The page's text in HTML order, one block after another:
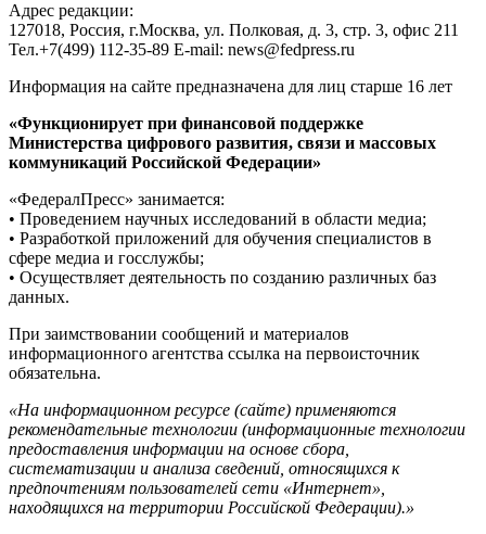
Адрес редакции:
127018, Россия, г.Москва, ул. Полковая, д. 3, стр. 3, офис 211
Тел.+7(499) 112-35-89 E-mail: news@fedpress.ru
Информация на сайте предназначена для лиц старше 16 лет
«Функционирует при финансовой поддержке
Министерства цифрового развития, связи и массовых
коммуникаций Российской Федерации»
«ФедералПресс» занимается:
• Проведением научных исследований в области медиа;
• Разработкой приложений для обучения специалистов в
сфере медиа и госслужбы;
• Осуществляет деятельность по созданию различных баз
данных.
При заимствовании сообщений и материалов
информационного агентства ссылка на первоисточник
обязательна.
«На информационном ресурсе (сайте) применяются
рекомендательные технологии (информационные технологии
предоставления информации на основе сбора,
систематизации и анализа сведений, относящихся к
предпочтениям пользователей сети «Интернет»,
находящихся на территории Российской Федерации).»